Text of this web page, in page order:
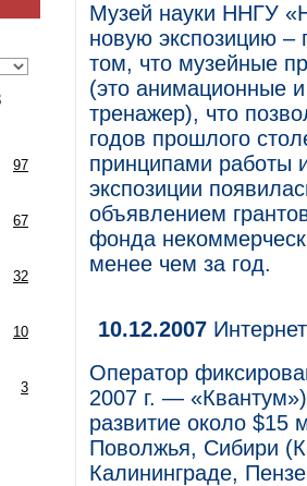
97
67
32
10
3
Музей науки ННГУ
новую экспозицию –
том, что музейные
(это анимационные
тренажер), что
годов прошлого
принципами работы
экспозиции
объявлением
фонда
менее чем за год.
10.12.2007
Оператор
2007 г. —
развитие около $15
Поволжья, Сибири
Калининграде,